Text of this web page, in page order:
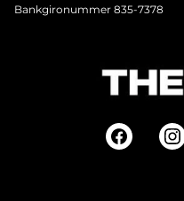
Bankgironummer 835-7378